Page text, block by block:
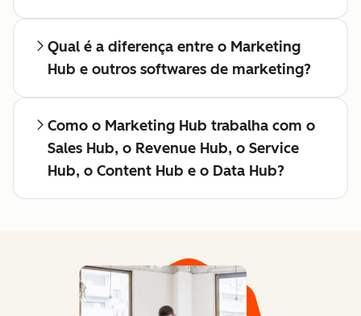
Qual é a diferença entre o Marketing
Hub e outros softwares de marketing?
Como o Marketing Hub trabalha com o
Sales Hub, o Revenue Hub, o Service
Hub, o Content Hub e o Data Hub?